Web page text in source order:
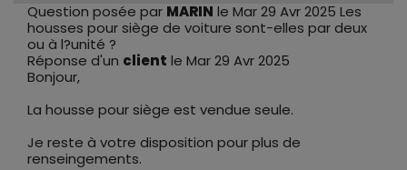
Question posée par MARIN le Mar 29 Avr 2025 Les
housses pour siège de voiture sont-elles par deux
ou à l?unité ?
Réponse d'un client le Mar 29 Avr 2025
Bonjour,
La housse pour siège est vendue seule.
Je reste à votre disposition pour plus de
renseingements.